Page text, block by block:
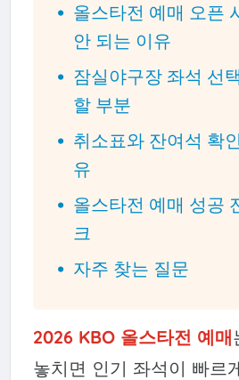
올스타전 예매 오픈
안 되는 이유
잠실야구장 좌석 선
할 부분
취소표와 잔여석 확
유
올스타전 예매 성공
크
자주 찾는 질문
2026 KBO 올스타전 예매
놓치면 인기 좌석이 빠르